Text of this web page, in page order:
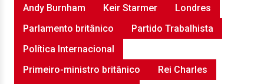
Andy Burnham Keir Starmer
Londres
Parlamento britânico
Partido Trabalhista
Política Internacional
Primeiro-ministro britânico
Rei Charles